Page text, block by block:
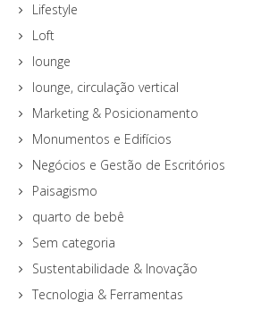
Lifestyle
Loft
lounge
lounge, circulação vertical
Marketing & Posicionamento
Monumentos e Edifícios
Negócios e Gestão de Escritórios
Paisagismo
quarto de bebê
Sem categoria
Sustentabilidade & Inovação
Tecnologia & Ferramentas